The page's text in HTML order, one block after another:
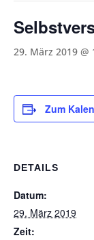
29. März 2019 @
Zum
DETAILS
Datum:
29. März 2019
Zeit: